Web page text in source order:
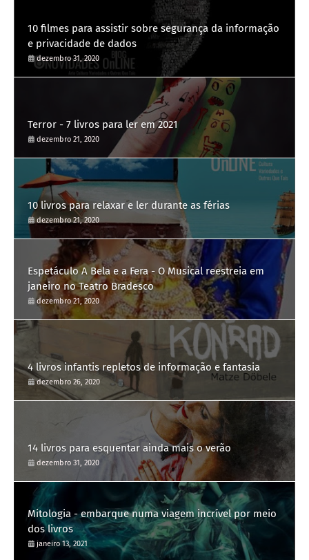
10 filmes para assistir sobre segurança da informação
e privacidade de dados
dezembro 31, 2020
Terror - 7 livros para ler em 2021
dezembro 21, 2020
10 livros para relaxar e ler durante as férias
dezembro 21, 2020
Espetáculo A Bela e a Fera - O Musical reestreia em
janeiro no Teatro Bradesco
dezembro 21, 2020
4 livros infantis repletos de informação e fantasia
dezembro 26, 2020
14 livros para esquentar ainda mais o verão
dezembro 31, 2020
Mitologia - embarque numa viagem incrível por meio
dos livros
janeiro 13, 2021